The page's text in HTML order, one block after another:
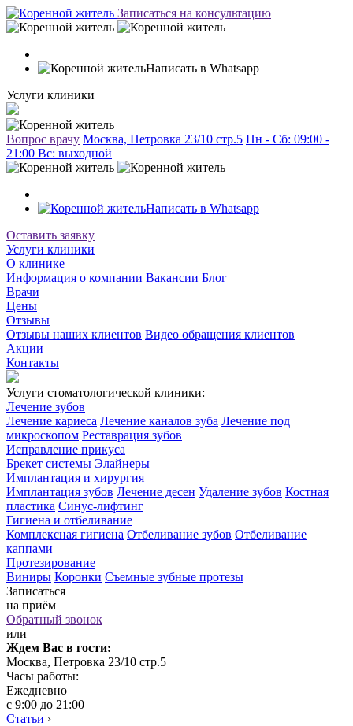
Записаться на консультацию
Написать в Whatsapp
Услуги клиники
Вопрос врачу Москва, Петровка 23/10 стр.5 Пн - Сб: 09:00 -
21:00 Вc: выходной
Написать в Whatsapp
Оставить заявку
Услуги клиники
О клинике
Информация о компании Вакансии Блог
Врачи
Цены
Отзывы
Отзывы наших клиентов Видео обращения клиентов
Акции
Контакты
Услуги стоматологической клиники:
Лечение зубов
Лечение кариеса Лечение каналов зуба Лечение под
микроскопом Реставрация зубов
Исправление прикуса
Брекет системы Элайнеры
Имплантация и хирургия
Имплантация зубов Лечение десен Удаление зубов Костная
пластика Синус-лифтинг
Гигиена и отбеливание
Комплексная гигиена Отбеливание зубов Отбеливание
каппами
Протезирование
Виниры Коронки Съемные зубные протезы
Записаться
на приём
Обратный звонок
или
Ждем Вас в гости:
Москва, Петровка 23/10 стр.5
Часы работы:
Ежедневно
с 9:00 до 21:00
Статьи ›